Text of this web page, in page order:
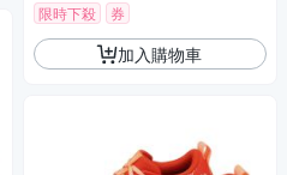
限時下殺
券
加入購物車